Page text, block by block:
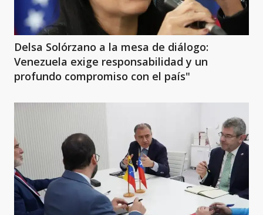
Delsa Solórzano a la mesa de diálogo:
Venezuela exige responsabilidad y un
profundo compromiso con el país"